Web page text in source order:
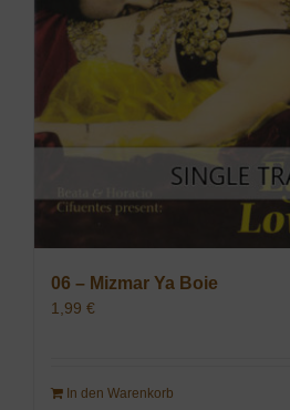
06 – Mizmar Ya Boie
1,99 €
In den Warenkorb